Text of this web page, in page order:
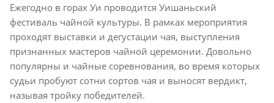
Ежегодно в горах Уи проводится Уишаньский
фестиваль чайной культуры. В рамках мероприятия
проходят выставки и дегустации чая, выступления
признанных мастеров чайной церемонии. Довольно
популярны и чайные соревнования, во время которых
судьи пробуют сотни сортов чая и выносят вердикт,
называя тройку победителей.